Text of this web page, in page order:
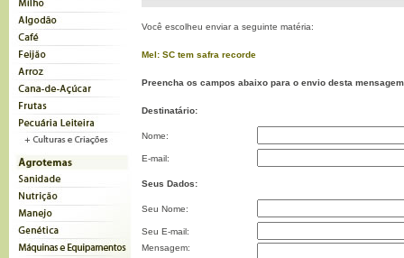
Você escolheu enviar a seguinte matéria:
Mel: SC tem safra recorde
Preencha os campos abaixo para o envio desta
Destinatário:
Nome:
E-mail:
Seus Dados:
Seu Nome:
Seu E-mail:
Mensagem: